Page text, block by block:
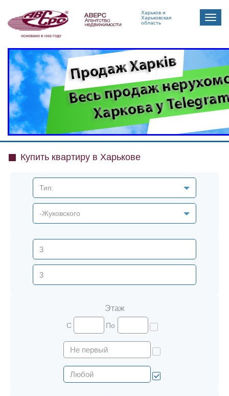
Харьков и
Харьковская
область
Toggle
Купить квартиру в Харькове
Тип:
-Жуковского
Этаж
С По